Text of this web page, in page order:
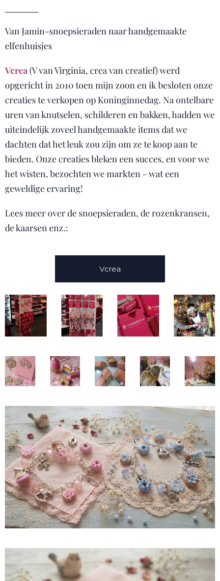
Van Jamin-snoepsieraden naar handgemaakte
elfenhuisjes
Vcrea(V van Virginia, crea van creatief) werd
opgericht in 2010 toen mijn zoon en ik besloten onze
creaties te verkopen op Koninginnedag. Na ontelbare
uren van knutselen, schilderen en bakken, hadden we
uiteindelijk zoveel handgemaakte items dat we
dachten dat het leuk zou zijn om ze te koop aan te
bieden. Onze creaties bleken een succes, en voor we
het wisten, bezochten we markten - wat een
geweldige ervaring!
Lees meer over de snoepsieraden, de rozenkransen,
de kaarsen enz.:
Vcrea